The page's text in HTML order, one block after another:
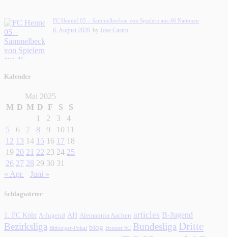
FC Hennef 05 – Sammelbecken von Spielern aus 46 Nationen
6. August 2026 by Jose Castro
Kalender
Mai 2025
M D M D F S
S
1
2 3
4
5
6 7 8 9 10 11
12 13 14 15 16 17 18
19 20 21 22 23 24 25
26 27 28 29 30 31
« Apr.
Juni »
Schlagwörter
1. FC Köln A-Jugend AH Alemannia Aachen articles B-Jugend
Bezirksliga Bitburger-Pokal blog Bonner SC Bundesliga Dritte